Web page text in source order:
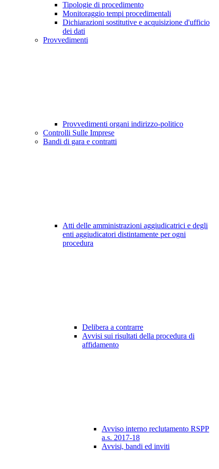
Tipologie di procedimento
Monitoraggio tempi procedimentali
Dichiarazioni sostitutive e acquisizione d'ufficio
dei dati
Provvedimenti
Provvedimenti organi indirizzo-politico
Controlli Sulle Imprese
Bandi di gara e contratti
Atti delle amministrazioni aggiudicatrici e degli
enti aggiudicatori distintamente per ogni
procedura
Delibera a contrarre
Avvisi sui risultati della procedura di
affidamento
Avviso interno reclutamento RSPP
a.s. 2017-18
Avvisi, bandi ed inviti